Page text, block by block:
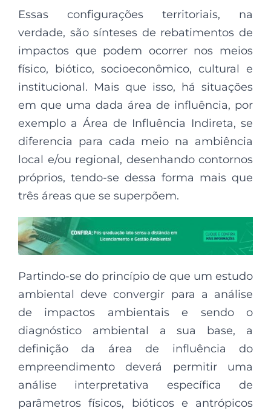
Essas configurações territoriais, na
verdade, são sínteses de rebatimentos de
impactos que podem ocorrer nos meios
físico, biótico, socioeconômico, cultural e
institucional. Mais que isso, há situações
em que uma dada área de influência, por
exemplo a Área de Influência Indireta, se
diferencia para cada meio na ambiência
local e/ou regional, desenhando contornos
próprios, tendo-se dessa forma mais que
três áreas que se superpõem.
Partindo-se do princípio de que um estudo
ambiental deve convergir para a análise
de impactos ambientais e sendo o
diagnóstico ambiental a sua base, a
definição da área de influência do
empreendimento deverá permitir uma
análise interpretativa específica de
parâmetros físicos, bióticos e antrópicos